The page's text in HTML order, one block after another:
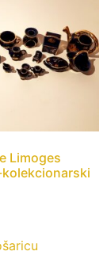
Limoges